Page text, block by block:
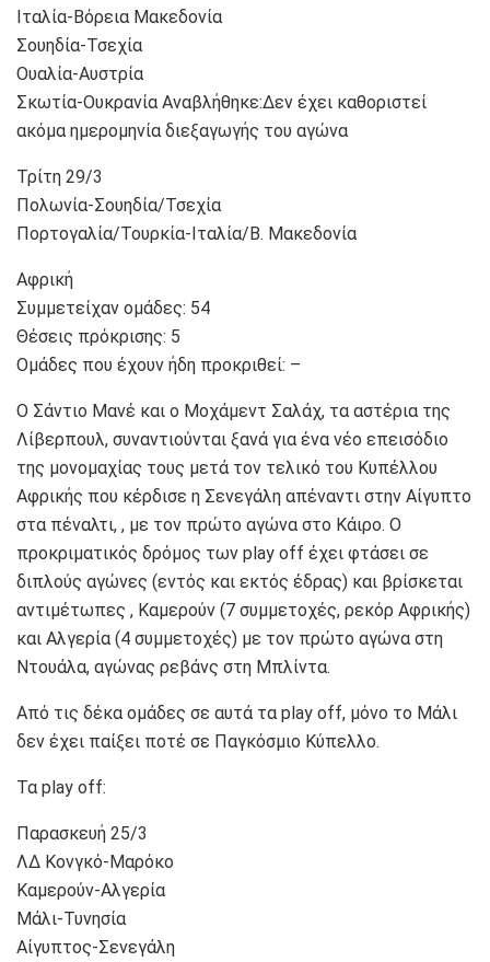
Ιταλία-Βόρεια Μακεδονία
Σουηδία-Τσεχία
Ουαλία-Αυστρία
Σκωτία-Ουκρανία Αναβλήθηκε:Δεν έχει καθοριστεί
ακόμα ημερομηνία διεξαγωγής του αγώνα
Τρίτη 29/3
Πολωνία-Σουηδία/Τσεχία
Πορτογαλία/Τουρκία-Ιταλία/Β. Μακεδονία
Αφρική
Συμμετείχαν ομάδες: 54
Θέσεις πρόκρισης: 5
Ομάδες που έχουν ήδη προκριθεί: –
Ο Σάντιο Μανέ και ο Μοχάμεντ Σαλάχ, τα αστέρια της
Λίβερπουλ, συναντιούνται ξανά για ένα νέο επεισόδιο
της μονομαχίας τους μετά τον τελικό του Κυπέλλου
Αφρικής που κέρδισε η Σενεγάλη απέναντι στην Αίγυπτο
στα πέναλτι, , με τον πρώτο αγώνα στο Κάιρο. Ο
προκριματικός δρόμος των play off έχει φτάσει σε
διπλούς αγώνες (εντός και εκτός έδρας) και βρίσκεται
αντιμέτωπες , Καμερούν (7 συμμετοχές, ρεκόρ Αφρικής)
και Αλγερία (4 συμμετοχές) με τον πρώτο αγώνα στη
Ντουάλα, αγώνας ρεβάνς στη Μπλίντα.
Από τις δέκα ομάδες σε αυτά τα play off, μόνο το Μάλι
δεν έχει παίξει ποτέ σε Παγκόσμιο Κύπελλο.
Τα play off:
Παρασκευή 25/3
ΛΔ Κονγκό-Μαρόκο
Καμερούν-Αλγερία
Μάλι-Τυνησία
Αίγυπτος-Σενεγάλη